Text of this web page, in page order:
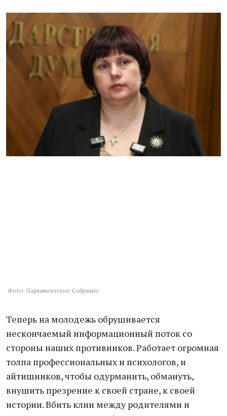
Фото: Парламентское Собрание
Теперь на молодежь обрушивается
нескончаемый информационный поток со
стороны наших противников. Работает огромная
толпа профессиональных и психологов, и
айтишников, чтобы одурманить, обмануть,
внушить презрение к своей стране, к своей
истории. Вбить клин между родителями и